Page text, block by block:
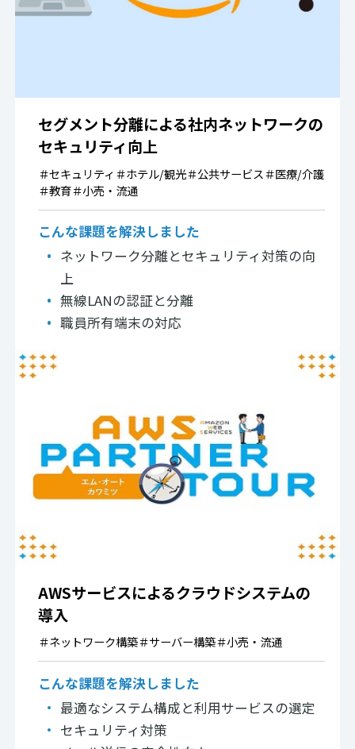
セグメント分離による社内ネットワークの
セキュリティ向上
＃セキュリティ ＃ホテル/観光＃公共サービス＃医療/介護
＃教育＃小売・流通
こんな課題を解決しました
ネットワーク分離とセキュリティ対策の向
上
無線LANの認証と分離
職員所有端末の対応
AWSサービスによるクラウドシステムの
導入
＃ネットワーク構築＃サーバー構築＃小売・流通
こんな課題を解決しました
最適なシステム構成と利用サービスの選定
セキュリティ対策